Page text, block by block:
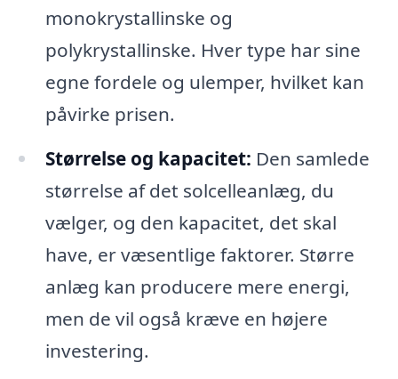
monokrystallinske og
polykrystallinske. Hver type har sine
egne fordele og ulemper, hvilket kan
påvirke prisen.
Størrelse og kapacitet: Den samlede
størrelse af det solcelleanlæg, du
vælger, og den kapacitet, det skal
have, er væsentlige faktorer. Større
anlæg kan producere mere energi,
men de vil også kræve en højere
investering.